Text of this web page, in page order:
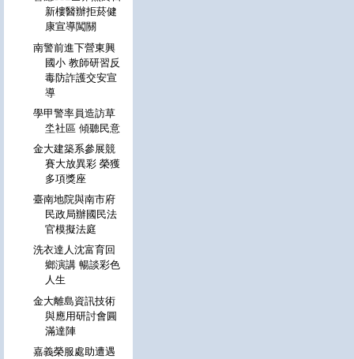
新樓醫辦拒菸健
康宣導闖關
南警前進下營東興
國小 教師研習反
毒防詐護交安宣
導
學甲警率員造訪草
坔社區 傾聽民意
金大建築系參展競
賽大放異彩 榮獲
多項獎座
臺南地院與南市府
民政局辦國民法
官模擬法庭
洗衣達人沈富育回
鄉演講 暢談彩色
人生
金大離島資訊技術
與應用研討會圓
滿達陣
嘉義榮服處助遭遇